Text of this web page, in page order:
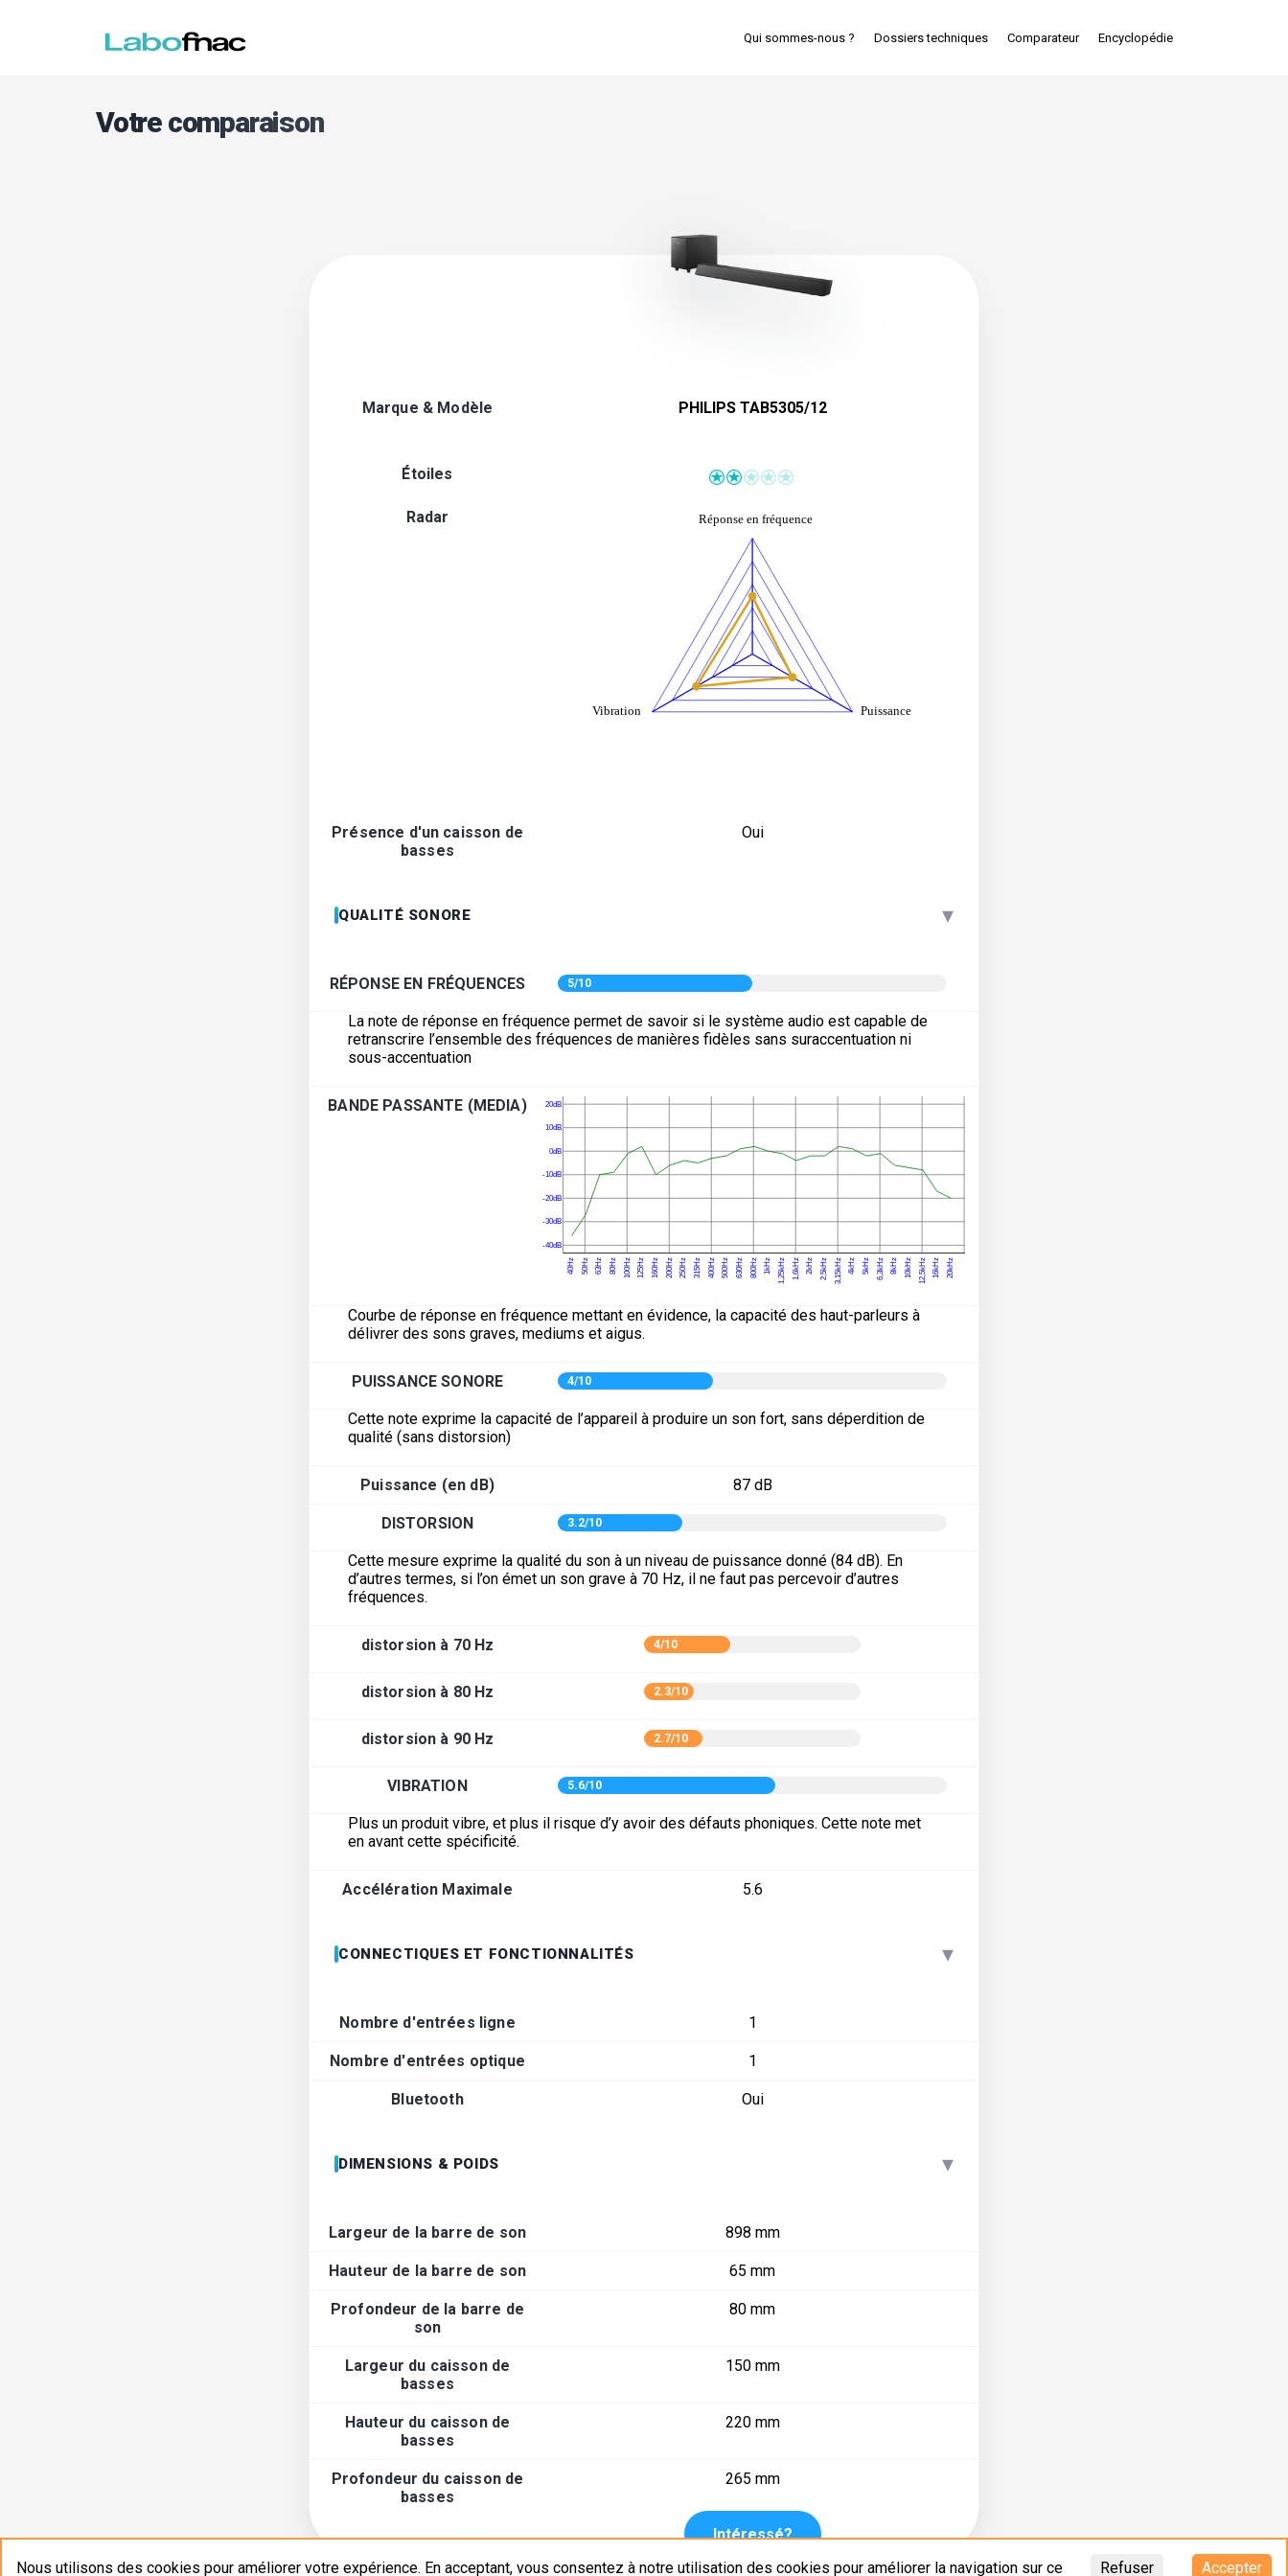
Nous utilisons des cookies pour améliorer votre expérience. En acceptant, vous consentez à notre utilisation des cookies pour améliorer la navigation sur ce Refuser Accepter
Qui sommes-nous ? Dossiers techniques Comparateur Encyclopédie
Votre comparaison
Marque & Modèle PHILIPS TAB5305/12
Étoiles
Radar
Présence d'un caisson de
basses
Oui
QUALITÉ SONORE ▾
RÉPONSE EN FRÉQUENCES 5/10
La note de réponse en fréquence permet de savoir si le système audio est capable de
retranscrire l’ensemble des fréquences de manières fidèles sans suraccentuation ni
sous-accentuation
BANDE PASSANTE (MEDIA)
Courbe de réponse en fréquence mettant en évidence, la capacité des haut-parleurs à
délivrer des sons graves, mediums et aigus.
PUISSANCE SONORE 4/10
Cette note exprime la capacité de l’appareil à produire un son fort, sans déperdition de
qualité (sans distorsion)
Puissance (en dB) 87 dB
DISTORSION 3.2/10
Cette mesure exprime la qualité du son à un niveau de puissance donné (84 dB). En
d’autres termes, si l’on émet un son grave à 70 Hz, il ne faut pas percevoir d’autres
fréquences.
distorsion à 70 Hz 4/10
distorsion à 80 Hz 2.3/10
distorsion à 90 Hz 2.7/10
VIBRATION 5.6/10
Plus un produit vibre, et plus il risque d’y avoir des défauts phoniques. Cette note met
en avant cette spécificité.
Accélération Maximale 5.6
CONNECTIQUES ET FONCTIONNALITÉS ▾
Nombre d'entrées ligne 1
Nombre d'entrées optique 1
Bluetooth Oui
DIMENSIONS & POIDS ▾
Largeur de la barre de son 898 mm
Hauteur de la barre de son 65 mm
Profondeur de la barre de
son
80 mm
Largeur du caisson de
basses
150 mm
Hauteur du caisson de
basses
220 mm
Profondeur du caisson de
basses
265 mm
Intéressé?